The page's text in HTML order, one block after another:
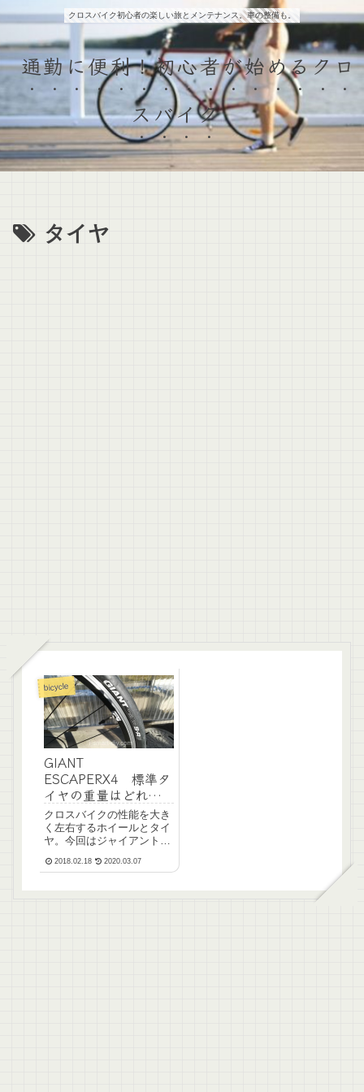
クロスバイク初心者の楽しい旅とメンテナンス。車の整備も。
通勤に便利！初心者が始めるクロ
スバイク
タイヤ
bicycle
GIANT
ESCAPERX4 標準タ
イヤの重量はどれぐら
い？
クロスバイクの性能を大き
く左右するホイールとタイ
ヤ。今回はジャイアントの
イールとタイヤの重量を調
2018.02.18 2020.03.07